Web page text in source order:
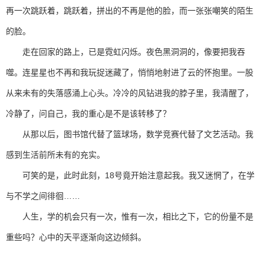
再一次跳跃着，跳跃着，拼出的不再是他的脸，而一张张嘲笑的陌生
的脸。
走在回家的路上，已是霓虹闪烁。夜色黑洞洞的，像要把我吞
噬。连星星也不再和我玩捉迷藏了，悄悄地射进了云的怀抱里。一股
从来未有的失落感涌上心头。冷冷的风钻进我的脖子里，我清醒了，
冷静了，问自己，我的重心是不是该转移了？
从那以后，图书馆代替了篮球场，数学竞赛代替了文艺活动。我
感到生活前所未有的充实。
可笑的是，此时此刻，18号竟开始注意起我。我又迷惘了，在学
与不学之间徘徊……
人生，学的机会只有一次，惟有一次，相比之下，它的份量不是
重些吗？心中的天平逐渐向这边倾斜。